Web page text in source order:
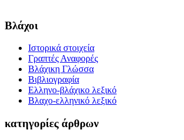
Βλάχοι
Ιστορικά στοιχεία
Γραπτές Αναφορές
Βλάχικη Γλώσσα
Βιβλιογραφία
Ελληνο-βλάχικο λεξικό
Βλαχο-ελληνικό λεξικό
κατηγορίες άρθρων